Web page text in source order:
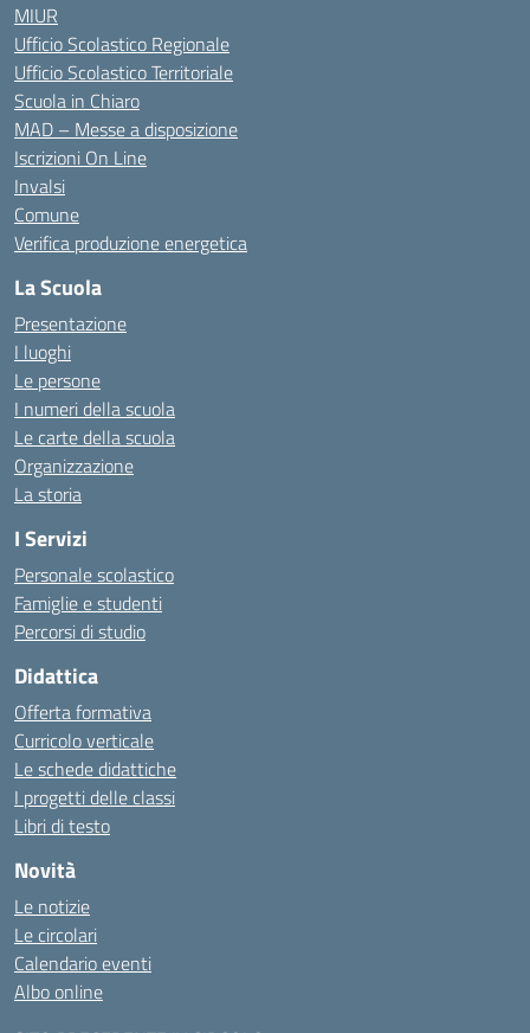
MIUR
Ufficio Scolastico Regionale
Ufficio Scolastico Territoriale
Scuola in Chiaro
MAD – Messe a disposizione
Iscrizioni On Line
Invalsi
Comune
Verifica produzione energetica
La Scuola
Presentazione
I luoghi
Le persone
I numeri della scuola
Le carte della scuola
Organizzazione
La storia
I Servizi
Personale scolastico
Famiglie e studenti
Percorsi di studio
Didattica
Offerta formativa
Curricolo verticale
Le schede didattiche
I progetti delle classi
Libri di testo
Novità
Le notizie
Le circolari
Calendario eventi
Albo online